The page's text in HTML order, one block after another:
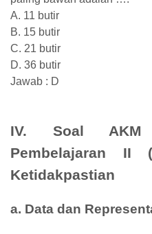
A. 11 butir
B. 15 butir
C. 21 butir
D. 36 butir
Jawab : D
IV. Soal AKM
Pembelajaran
Ketidakpastian
a. Data dan